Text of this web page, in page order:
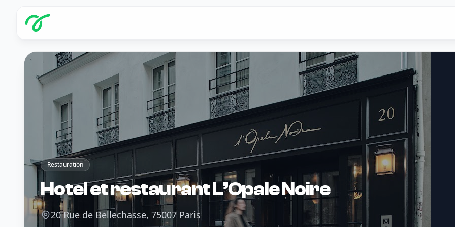
Restauration
Hotel et restaurant L’Opale Noire
20 Rue de Bellechasse, 75007 Paris